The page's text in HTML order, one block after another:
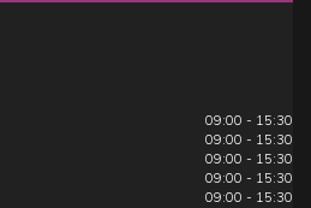
09:00 - 15:30
09:00 - 15:30
09:00 - 15:30
09:00 - 15:30
09:00 - 15:30